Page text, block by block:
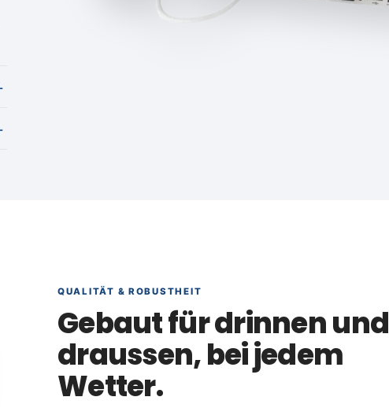
QUALITÄT & ROBUSTHEIT
Gebaut für drinnen und
draussen, bei jedem
Wetter.